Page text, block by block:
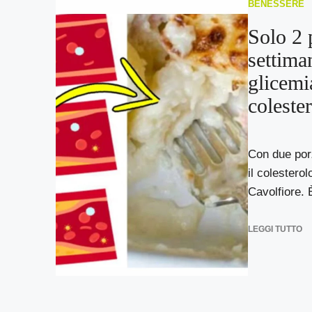
BENESSERE
Solo 2
Con due
il
Cavolfiore.
LEGGI TUTTO